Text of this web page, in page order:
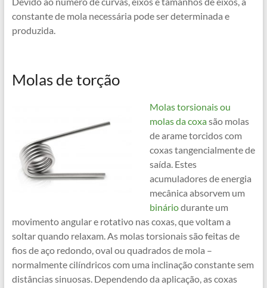
constante de mola necessária pode ser determinada e
produzida.
Molas de torção
Molas torsionais ou
molas da coxasão molas
de arame torcidos com
coxas tangencialmente de
saída. Estes
acumuladores de energia
mecânica absorvem um
bináriodurante um
movimento angular e rotativo nas coxas, que voltam a
soltar quando relaxam. As molas torsionais são feitas de
fios de aço redondo, oval ou quadrados de mola –
normalmente cilíndricos com uma inclinação constante sem
distâncias sinuosas. Dependendo da aplicação, as coxas